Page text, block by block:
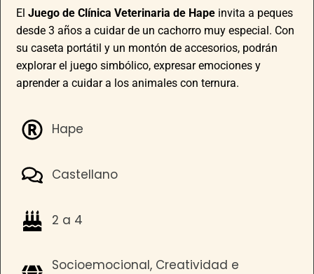
ElJuego de Clínica Veterinaria de Hape invita a peques
desde 3 años a cuidar de un cachorro muy especial. Con
su caseta portátil y un montón de accesorios, podrán
explorar el juego simbólico, expresar emociones y
aprender a cuidar a los animales con ternura.
Hape
Castellano
2 a 4
Socioemocional, Creatividad e